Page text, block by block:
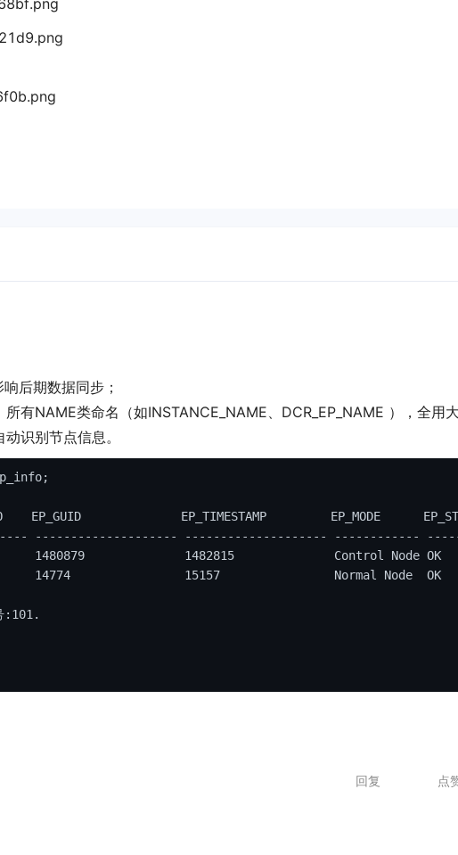
后期数据同步；
有NAME类命名（如INSTANCE_NAME、DCR_EP_NAME ），全用
识别节点信息。
EP_GUID EP_TIMESTAMP EP_MODE
- - - - -- - - - - - - - - - - - - - - - - - - -- - - - - - - - - - - - - - - - - - - -- - - - - - - - - - - -- - -
1480879 1482815 Control Node OK
14774 15157 Normal Node OK
:101 .
回复 点